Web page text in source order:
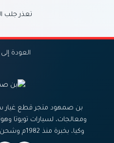
تعذر جلب
العودة
بن صمهود متجر قطع غيار
ومعالجات، لسيارات تويوتا
وكيا، بخبرة منذ 1982م وشحن لجميع مناطق السعودية.